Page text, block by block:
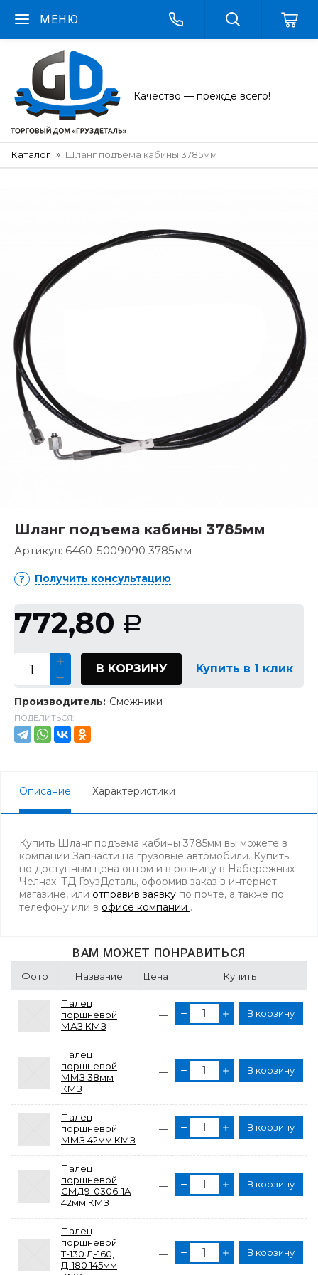
МЕНЮ
Качество — прежде всего!
Каталог Шланг подъема кабины 3785мм
Шланг подъема кабины 3785мм
Артикул: 6460-5009090 3785мм
Получить консультацию
772,80 Р
В КОРЗИНУ Купить в 1 клик
Производитель: Смежники
ПОДЕЛИТЬСЯ:
Описание Характеристики
Купить Шланг подъема кабины 3785мм вы можете в
компании Запчасти на грузовые автомобили. Купить
по доступным цена оптом и в розницу в Набережных
Челнах. ТД ГрузДеталь, оформив заказ в интернет
магазине, или отправив заявку по почте, а также по
телефону или в офисе компании .
ВАМ МОЖЕТ ПОНРАВИТЬСЯ
Фото Название Цена Купить
Палец
поршневой
МАЗ КМЗ
— В корзину
Палец
поршневой
ММЗ 38мм
КМЗ
— В корзину
Палец
поршневой
ММЗ 42мм КМЗ
— В корзину
Палец
поршневой
СМД9-0306-1А
42мм КМЗ
— В корзину
Палец
поршневой
Т-130 Д-160,
Д-180 145мм
— В корзину